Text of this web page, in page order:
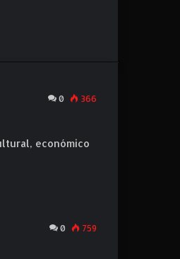
0 366
económico
0 759